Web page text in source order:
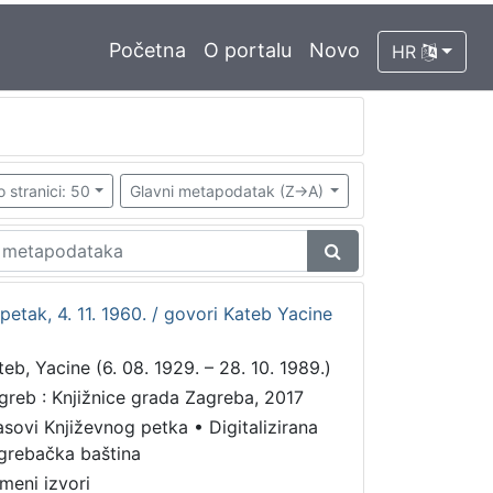
Početna O portalu Novo HR
stranici: 50 Glavni metapodatak (Z->A)
4. 11. 1960. / govori Kateb Yacine
Yacine (6. 08. 1929. – 28. 10. 1989.)
: Knjižnice grada Zagreba, 2017
Književnog petka • Digitalizirana
baština
izvori